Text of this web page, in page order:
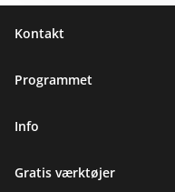
Sidefod
Kontakt
Programmet
Info
Gratis værktøjer